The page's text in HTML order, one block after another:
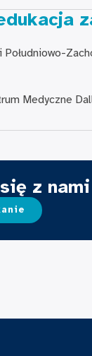
Medyczne
z nami